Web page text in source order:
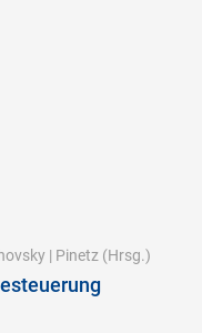
| Pinetz (Hrsg.)